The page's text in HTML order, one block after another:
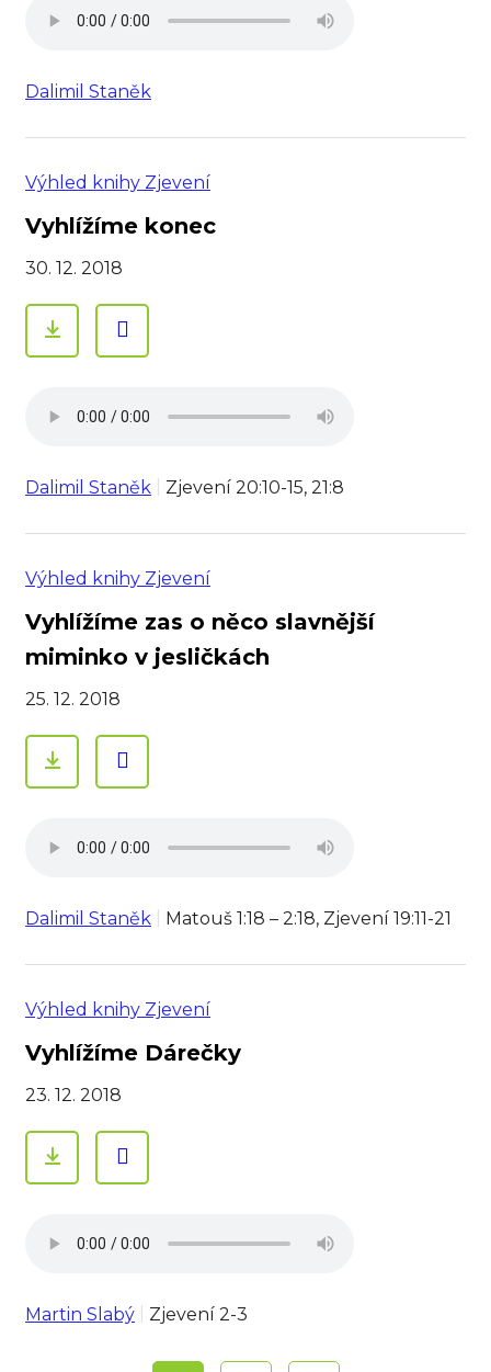
Dalimil Staněk
Výhled knihy Zjevení
Vyhlížíme konec
30. 12. 2018
Dalimil Staněk Zjevení 20:10-15, 21:8
Výhled knihy Zjevení
Vyhlížíme zas o něco slavnější
miminko v jesličkách
25. 12. 2018
Dalimil Staněk Matouš 1:18 – 2:18, Zjevení 19:11-21
Výhled knihy Zjevení
Vyhlížíme Dárečky
23. 12. 2018
Martin Slabý Zjevení 2-3